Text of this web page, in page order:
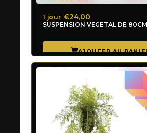
SUSPENSION VEGETAL DE 80CM
1 jour €24,00